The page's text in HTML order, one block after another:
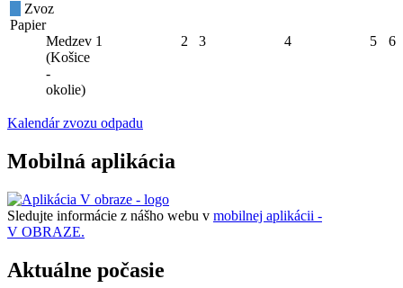
Zvoz
Papier
Medzev
(Košice
-
okolie)
1 2 3 4 5 6
Kalendár zvozu odpadu
Mobilná aplikácia
Sledujte informácie z nášho webu v mobilnej aplikácii -
V OBRAZE.
Aktuálne počasie